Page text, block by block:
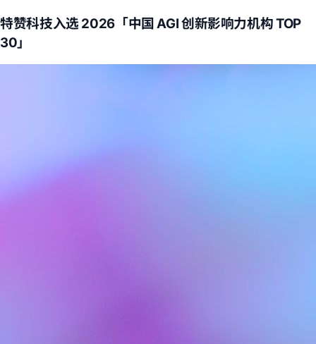
特赞科技入选 2026「中国 AGI 创新影响力机构 TOP
30」